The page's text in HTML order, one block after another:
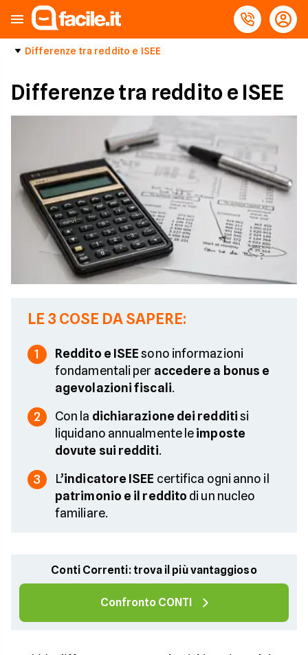
Differenze tra reddito e ISEE
Differenze tra reddito e ISEE
LE 3 COSE DA SAPERE:
1 Reddito e ISEEsono informazioni
fondamentali per accedere a bonus e
agevolazioni fiscali.
2 Con la dichiarazione dei redditisi
liquidano annualmente leimposte
dovute sui redditi.
3 L’indicatore ISEE certifica ogni anno il
patrimonio e il reddito di un nucleo
familiare.
Conti Correnti: trova il più vantaggioso
Confronto CONTI